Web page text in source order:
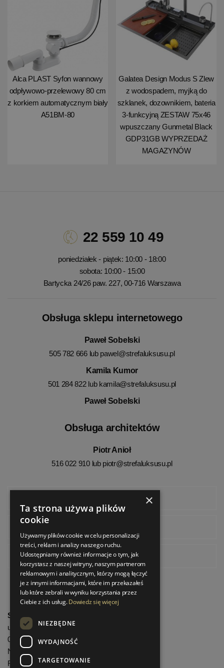
Alca PLAST Syfon wannowy
odpływowo-przelewowy 80 cm
z korkiem automatycznym biały
A51BM-80
Galatea Design Modus S Zlew
z wodospadem, myjką do
szklanek, dozownikiem, bateria
3-funkcyjną ZESTAW 75x46
wpuszczany Gunmetal Black
GDP31GB WYPRZEDAŻ
MAGAZYNÓW
22 559 10 49
poniedziałek - piątek: 10:00 - 18:00
sobota: 10:00 - 15:00
Bartycka 24/26 paw. 227, 00-716 Warszawa
Obsługa sklepu internetowego
Paweł Sobelski
505 782 666 lub pawel@strefaluksusu.pl
Kamila Kumor
501 284 822 lub kamila@strefaluksusu.pl
Paweł Sobelski
Obsługa architektów
Piotr Anioł
516 022 910 lub piotr@strefaluksusu.pl
Pinterest
StrefaLuksusu.pl
ul. Bartycka 24/26 Pawilon 227
00-716 Warszawa
NIP: 8251972213
REGON: 06035139
×
Ta strona używa plików
cookie
Używamy plików cookie w celu personalizacji
treści, reklam i analizy naszego ruchu.
Udostępniamy również informacje o tym, jak
korzystasz z naszej witryny, naszym partnerom
reklamowym i analitycznym, którzy mogą łączyć
je z innymi informacjami, które im przekazałeś
lub które zebrali w wyniku korzystania przez
Ciebie z ich usług.Dowiedz się więcej
NIEZBĘDNE
WYDAJNOŚĆ
TARGETOWANIE